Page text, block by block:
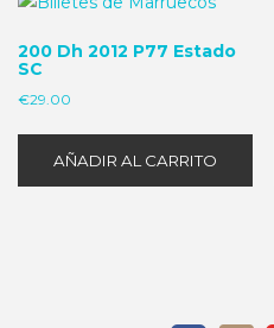
200 Dh 2012 P77 Estado
SC
€29.00
AÑADIR AL CARRITO